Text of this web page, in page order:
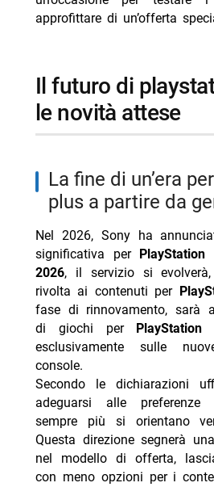
approfittare di un’offerta
il futuro di playstation plus e
le novità attese
la fine di un’era per playstation
plus a partire da
Nel 2026, Sony ha
significativa per
PlayStation
2026, il servizio si evolverà,
rivolta ai contenuti per
fase di rinnovamento, sarà
di giochi per
PlayStation
esclusivamente sulle
console.
Secondo le dichiarazioni
adeguarsi alle
sempre più si orientano
Questa direzione segnerà
nel modello di offerta,
con meno opzioni per i